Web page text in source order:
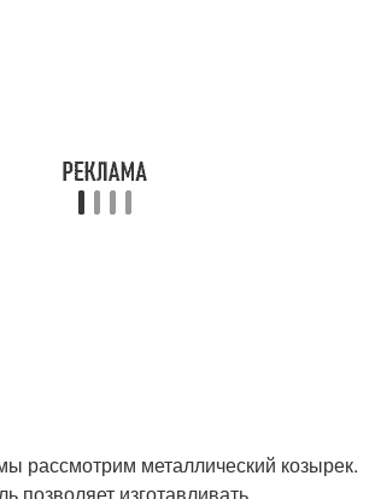
рассмотрим металлический козырек.